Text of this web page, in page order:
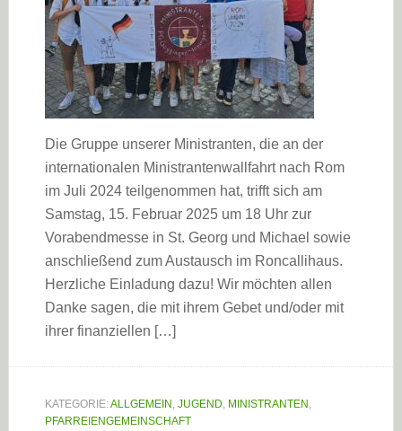
Die Gruppe unserer Ministranten, die an der
internationalen Ministrantenwallfahrt nach Rom
im Juli 2024 teilgenommen hat, trifft sich am
Samstag, 15. Februar 2025 um 18 Uhr zur
Vorabendmesse in St. Georg und Michael sowie
anschließend zum Austausch im Roncallihaus.
Herzliche Einladung dazu! Wir möchten allen
Danke sagen, die mit ihrem Gebet und/oder mit
ihrer finanziellen […]
KATEGORIE:ALLGEMEIN , JUGEND, MINISTRANTEN ,
PFARREIENGEMEINSCHAFT